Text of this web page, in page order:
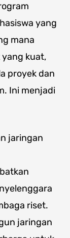
yang
mana
yang kuat,
proyek dan
Ini menjadi
jaringan
riset.
jaringan